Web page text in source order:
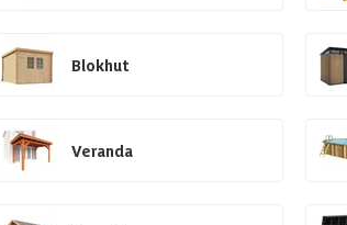
Blokhut
Veranda